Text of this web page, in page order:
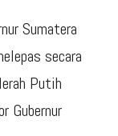
Sumatera
secara
Putih
Gubernur